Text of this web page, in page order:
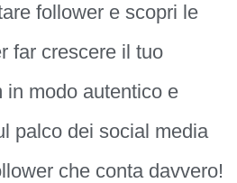
follower e scopri le
far crescere il tuo
in modo autentico e
palco dei social media
che conta davvero!